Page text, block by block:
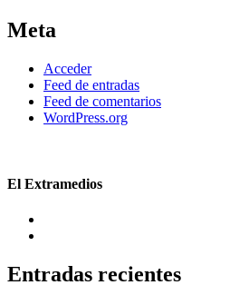
Meta
Acceder
Feed de entradas
Feed de comentarios
WordPress.org
El Extramedios
Entradas recientes